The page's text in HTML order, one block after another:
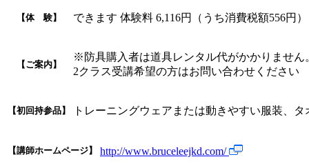
【体 験】 できます 体験料 6,116円（うち消費税額556
【ご案内】
※防具購入者は道具レンタル代がかかりません
2クラス受講希望の方はお問い合わせください
【初回持参品】 トレーニングウェアまたは動きやすい服装、
【講師ホームページ】 http://www.bruceleejkd.com/